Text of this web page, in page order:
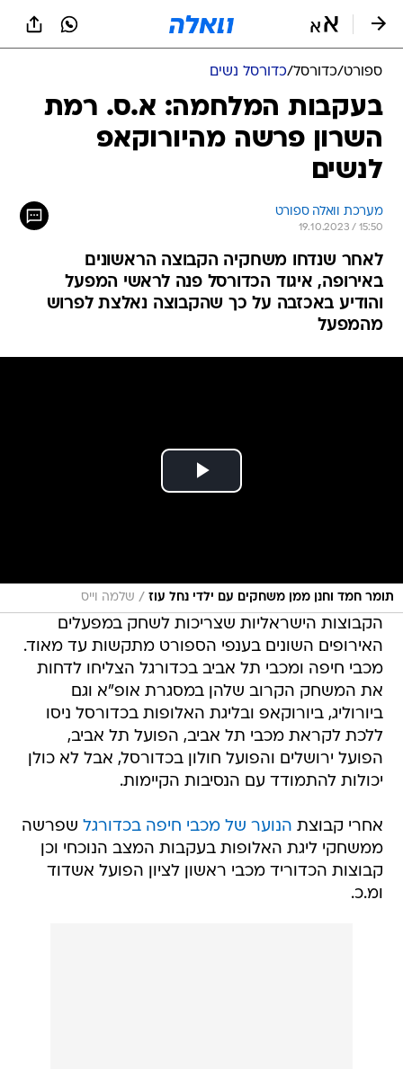
ספורט/כדורסל/כדורסל נשים
בעקבות המלחמה: א.ס. רמת
השרון פרשה מהיורוקאפ
לנשים
מערכת וואלה ספורט
19.10.2023 / 15:50
לאחר שנדחו משחקיה הקבוצה הראשונים
באירופה, איגוד הכדורסל פנה לראשי המפעל
והודיע באכזבה על כך שהקבוצה נאלצת לפרוש
מהמפעל
תומר חמד וחנן ממן משחקים עם ילדי נחל עוז / שלמה וייס
הקבוצות הישראליות שצריכות לשחק במפעלים
האירופים השונים בענפי הספורט מתקשות עד מאוד.
מכבי חיפה ומכבי תל אביב בכדורגל הצליחו לדחות
את המשחק הקרוב שלהן במסגרת אופ"א וגם
ביורוליג, ביורוקאפ ובליגת האלופות בכדורסל ניסו
ללכת לקראת מכבי תל אביב, הפועל תל אביב,
הפועל ירושלים והפועל חולון בכדורסל, אבל לא כולן
יכולות להתמודד עם הנסיבות הקיימות.
אחרי קבוצת הנוער של מכבי חיפה בכדורגל שפרשה
ממשחקי ליגת האלופות בעקבות המצב הנוכחי וכן
קבוצות הכדוריד מכבי ראשון לציון הפועל אשדוד
ומ.כ.